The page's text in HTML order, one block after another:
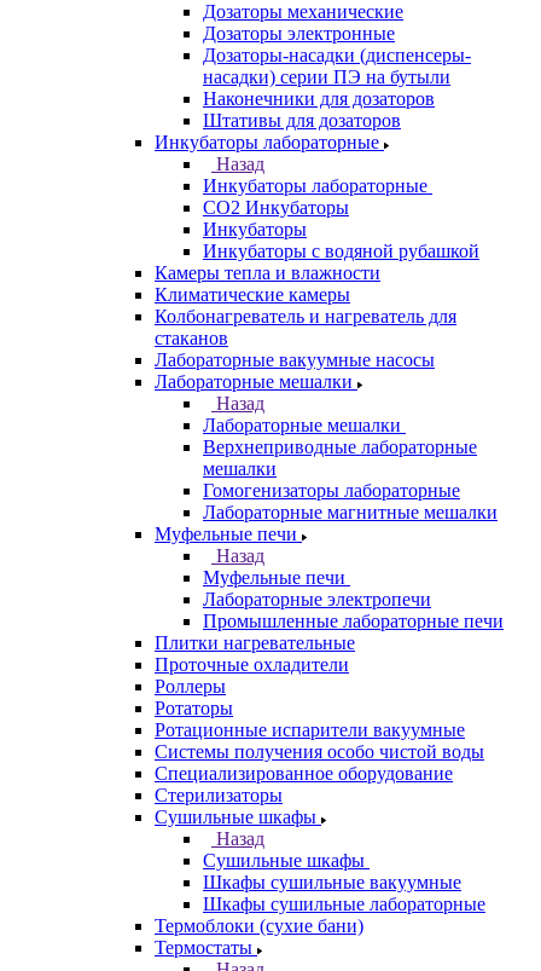
Дозаторы механические
Дозаторы электронные
Дозаторы-насадки (диспенсеры-
насадки) серии ПЭ на бутыли
Наконечники для дозаторов
Штативы для дозаторов
Инкубаторы лабораторные
Назад
Инкубаторы лабораторные
CO2 Инкубаторы
Инкубаторы
Инкубаторы с водяной рубашкой
Камеры тепла и влажности
Климатические камеры
Колбонагреватель и нагреватель для
стаканов
Лабораторные вакуумные насосы
Лабораторные мешалки
Назад
Лабораторные мешалки
Верхнеприводные лабораторные
мешалки
Гомогенизаторы лабораторные
Лабораторные магнитные мешалки
Муфельные печи
Назад
Муфельные печи
Лабораторные электропечи
Промышленные лабораторные печи
Плитки нагревательные
Проточные охладители
Роллеры
Ротаторы
Ротационные испарители вакуумные
Системы получения особо чистой воды
Специализированное оборудование
Стерилизаторы
Сушильные шкафы
Назад
Сушильные шкафы
Шкафы сушильные вакуумные
Шкафы сушильные лабораторные
Термоблоки (сухие бани)
Термостаты